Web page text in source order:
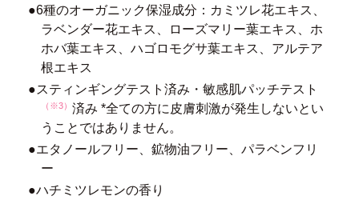
●6種のオーガニック保湿成分：カミツレ花エキス、
ラベンダー花エキス、ローズマリー葉エキス、ホ
ホバ葉エキス、ハゴロモグサ葉エキス、アルテア
根エキス
●スティンギングテスト済み・敏感肌パッチテスト
（※3）済み *全ての方に皮膚刺激が発生しないとい
うことではありません。
●エタノールフリー、鉱物油フリー、パラベンフリ
ー
●ハチミツレモンの香り